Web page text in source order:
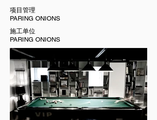
项目管理
PARING ONIONS
施工单位
PARING ONIONS